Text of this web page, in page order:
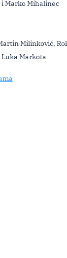
Marko Mihalinec
Milinković,
Luka Markota